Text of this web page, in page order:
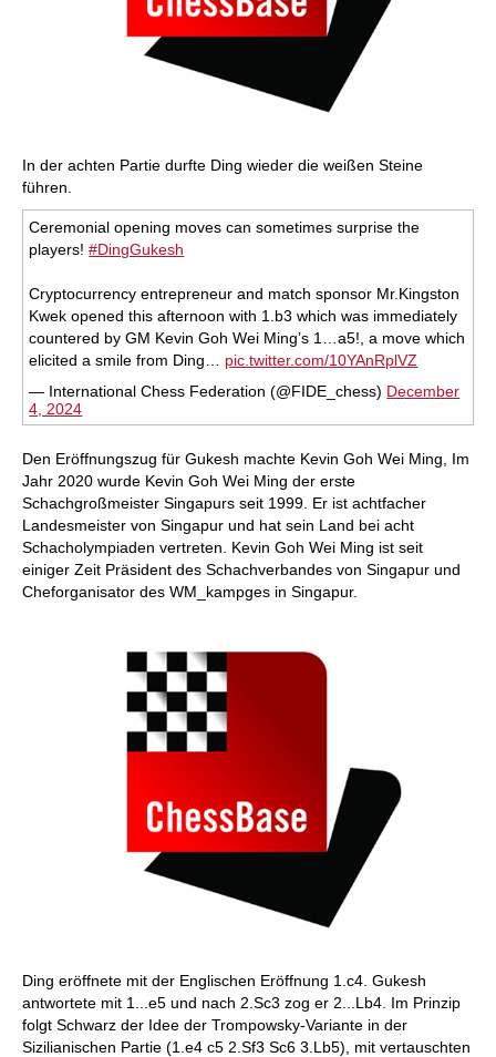
In der achten Partie durfte Ding wieder die weißen Steine
führen.
Ceremonial opening moves can sometimes surprise the
players!#DingGukesh
Cryptocurrency entrepreneur and match sponsor Mr.Kingston
Kwek opened this afternoon with 1.b3 which was immediately
countered by GM Kevin Goh Wei Ming’s 1…a5!, a move which
elicited a smile from Ding… pic.twitter.com/10YAnRplVZ
— International Chess Federation (@FIDE_chess) December
4, 2024
Den Eröffnungszug für Gukesh machte Kevin Goh Wei Ming, Im
Jahr 2020 wurde Kevin Goh Wei Ming der erste
Schachgroßmeister Singapurs seit 1999. Er ist achtfacher
Landesmeister von Singapur und hat sein Land bei acht
Schacholympiaden vertreten. Kevin Goh Wei Ming ist seit
einiger Zeit Präsident des Schachverbandes von Singapur und
Cheforganisator des WM_kampges in Singapur.
Ding eröffnete mit der Englischen Eröffnung 1.c4. Gukesh
antwortete mit 1...e5 und nach 2.Sc3 zog er 2...Lb4. Im Prinzip
folgt Schwarz der Idee der Trompowsky-Variante in der
Sizilianischen Partie (1.e4 c5 2.Sf3 Sc6 3.Lb5), mit vertauschten